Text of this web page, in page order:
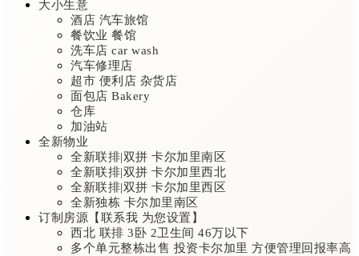
大小生意
酒店 汽车旅馆
餐饮业 餐馆
洗车店 car wash
汽车修理店
超市 便利店 杂货店
面包店 Bakery
仓库
加油站
全新物业
全新联排|双拼 卡尔加里南区
全新联排|双拼 卡尔加里西北
全新联排|双拼 卡尔加里西区
全新独栋 卡尔加里南区
订制房源【联系我 为您设置】
西北 联排 3卧 2卫生间 46万以下
多个单元整栋出售 投资卡尔加里 方便管理回报率高